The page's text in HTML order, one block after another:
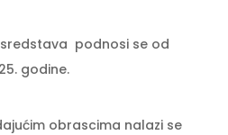
podnosi se od
godine.
obrascima nalazi se